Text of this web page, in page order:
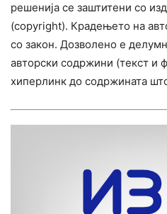
решенија се заштитени со
(copyright). Крадењето на
со закон. Дозволено е
авторски содржини (текст и
хиперлинк до содржината